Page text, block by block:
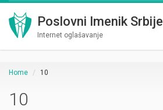
Poslovni Imenik Srbije
Internet oglašavanje
Home 10
10